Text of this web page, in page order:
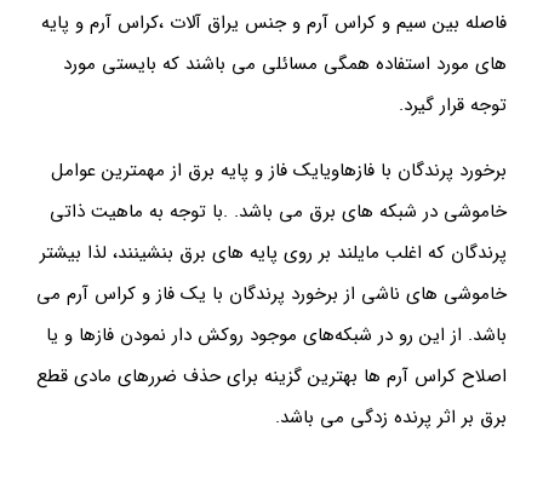
فاصله بین سیم و کراس آرم و جنس یراق آلات ،کراس آرم و پایه
های مورد استفاده همگی مسائلی می باشند که بایستی مورد
توجه قرار گیرد.
برخورد پرندگان با فازهاویایک فاز و پایه برق از مهمترین عوامل
خاموشی در شبکه های برق می باشد. .با توجه به ماهیت ذاتی
پرندگان که اغلب مایلند بر روی پایه های برق بنشینند، لذا بیشتر
خاموشی های ناشی از برخورد پرندگان با یک فاز و کراس آرم می
باشد. از این رو در شبکه‌های موجود روکش دار نمودن فازها و یا
اصلاح کراس آرم ها بهترین گزینه برای حذف ضررهای مادی قطع
برق بر اثر پرنده زدگی می باشد.